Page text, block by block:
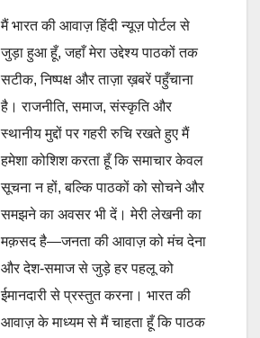
मैं भारत की आवाज़ हिंदी न्यूज़ पोर्टल से
जुड़ा हुआ हूँ, जहाँ मेरा उद्देश्य पाठकों तक
सटीक, निष्पक्ष और ताज़ा ख़बरें पहुँचाना
है। राजनीति, समाज, संस्कृति और
स्थानीय मुद्दों पर गहरी रुचि रखते हुए मैं
हमेशा कोशिश करता हूँ कि समाचार केवल
सूचना न हों, बल्कि पाठकों को सोचने और
समझने का अवसर भी दें। मेरी लेखनी का
मक़सद है—जनता की आवाज़ को मंच देना
और देश-समाज से जुड़े हर पहलू को
ईमानदारी से प्रस्तुत करना। भारत की
आवाज़ के माध्यम से मैं चाहता हूँ कि पाठक